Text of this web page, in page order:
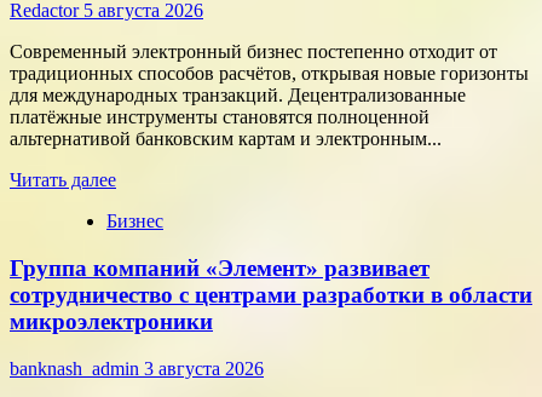
Redactor 5 августа 2026
Современный электронный бизнес постепенно отходит от
традиционных способов расчётов, открывая новые горизонты
для международных транзакций. Децентрализованные
платёжные инструменты становятся полноценной
альтернативой банковским картам и электронным...
Читать далееПрочитать
о
цифровые
активы
меняют
подход
онлайн-
Бизнес
Группа компаний «Элемент» развивает
сотрудничество с центрами разработки в области
микроэлектроники
banknash_admin 3 августа 2026